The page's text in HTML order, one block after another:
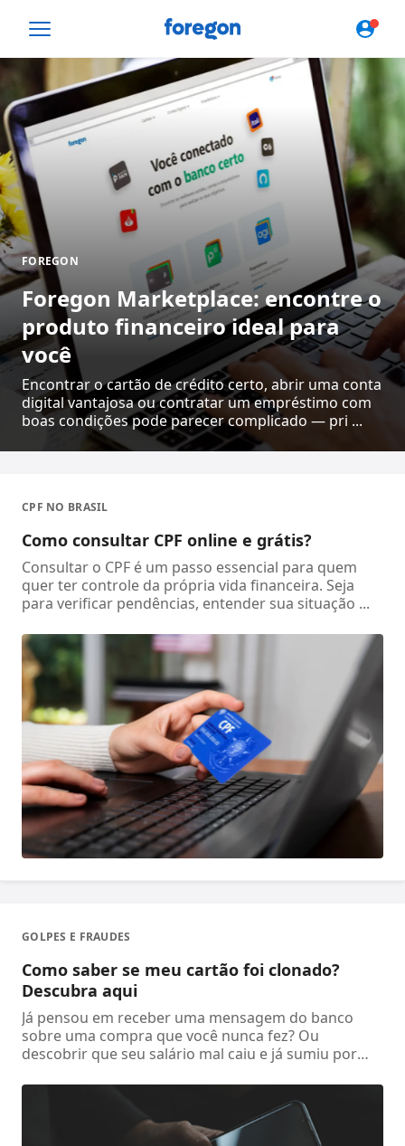
Foregon.com
Conteúdos
e
dicas
financeiras
FOREGON
Foregon Marketplace: encontre o
produto financeiro ideal para
você
Encontrar o cartão de crédito certo, abrir uma conta
digital vantajosa ou contratar um empréstimo com
boas condições pode parecer complicado — pri ...
CPF NO BRASIL
Como consultar CPF online e grátis?
Consultar o CPF é um passo essencial para quem
quer ter controle da própria vida financeira. Seja
para verificar pendências, entender sua situação ...
GOLPES E FRAUDES
Como saber se meu cartão foi clonado?
Descubra aqui
Já pensou em receber uma mensagem do banco
sobre uma compra que você nunca fez? Ou
descobrir que seu salário mal caiu e já sumiu por